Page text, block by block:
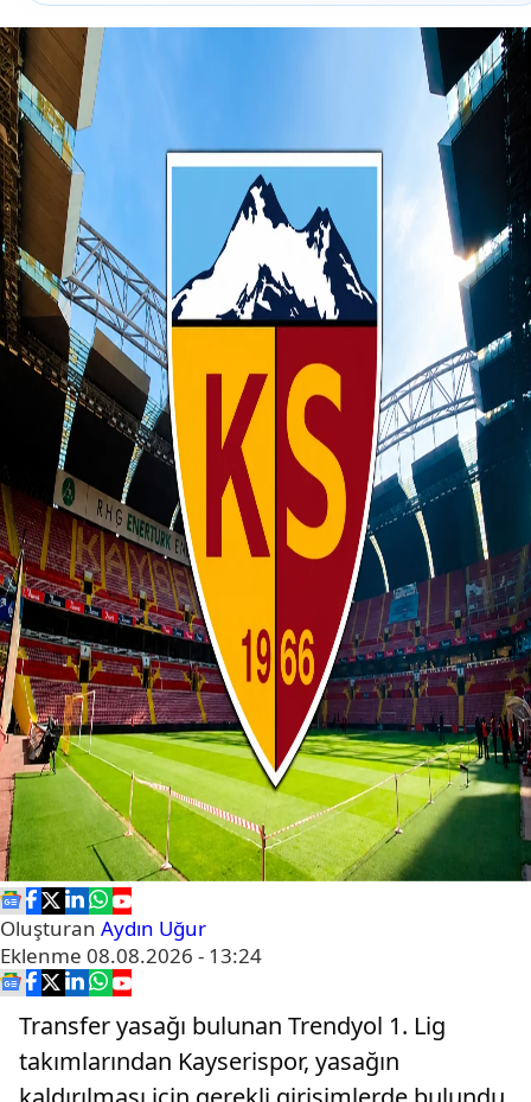
Oluşturan Aydın Uğur
Eklenme 08.08.2026 - 13:24
Transfer yasağı bulunan Trendyol 1. Lig
takımlarından Kayserispor, yasağın